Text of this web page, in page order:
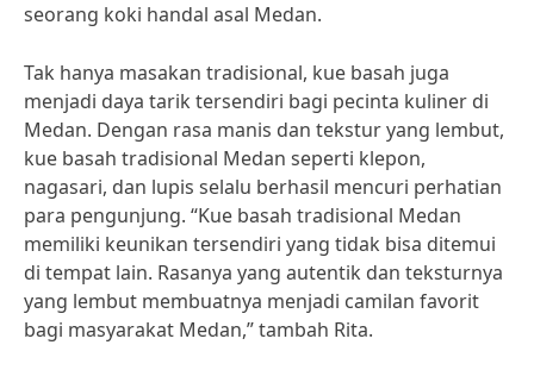
seorang koki handal asal Medan.
Tak hanya masakan tradisional, kue basah juga
menjadi daya tarik tersendiri bagi pecinta kuliner di
Medan. Dengan rasa manis dan tekstur yang lembut,
kue basah tradisional Medan seperti klepon,
nagasari, dan lupis selalu berhasil mencuri perhatian
para pengunjung. “Kue basah tradisional Medan
memiliki keunikan tersendiri yang tidak bisa ditemui
di tempat lain. Rasanya yang autentik dan teksturnya
yang lembut membuatnya menjadi camilan favorit
bagi masyarakat Medan,” tambah Rita.